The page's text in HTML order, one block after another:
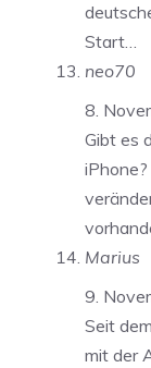
Start…
neo70
8.
Gibt es
Marius
9.
Seit
mit der